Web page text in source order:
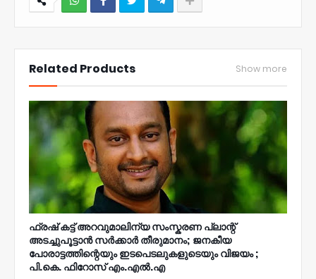
Related Products Show more
ഫ്രഷ് കട്ട് അറവുമാലിന്യ സംസ്കരണ പ്ലാന്റ്
അടച്ചുപൂട്ടാൻ സർക്കാർ തീരുമാനം; ജനകീയ
പോരാട്ടത്തിന്റെയും ഇടപെടലുകളുടെയും വിജയം ;
പി.കെ. ഫിറോസ് എം.എൽ‍.എ